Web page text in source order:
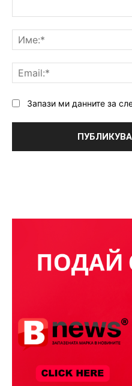
Запази ми данните за